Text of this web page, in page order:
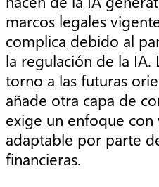
marcos legales
complica debido al
la regulación de la
torno a las futuras
añade otra capa de
exige un enfoque
adaptable por parte
financieras.